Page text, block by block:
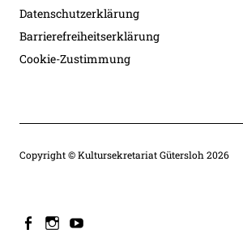
Datenschutzerklärung
Barrierefreiheitserklärung
Cookie-Zustimmung
Copyright © Kultursekretariat Gütersloh 2026